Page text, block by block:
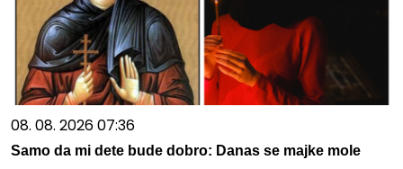
08. 08. 2026 07:36
Samo da mi dete bude dobro: Danas se majke mole